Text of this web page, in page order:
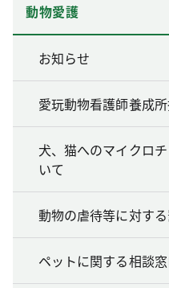
動物愛護
お知らせ
愛玩動物看護師養成
犬、猫へのマイクロ
いて
動物の虐待等に対す
ペットに関する相談